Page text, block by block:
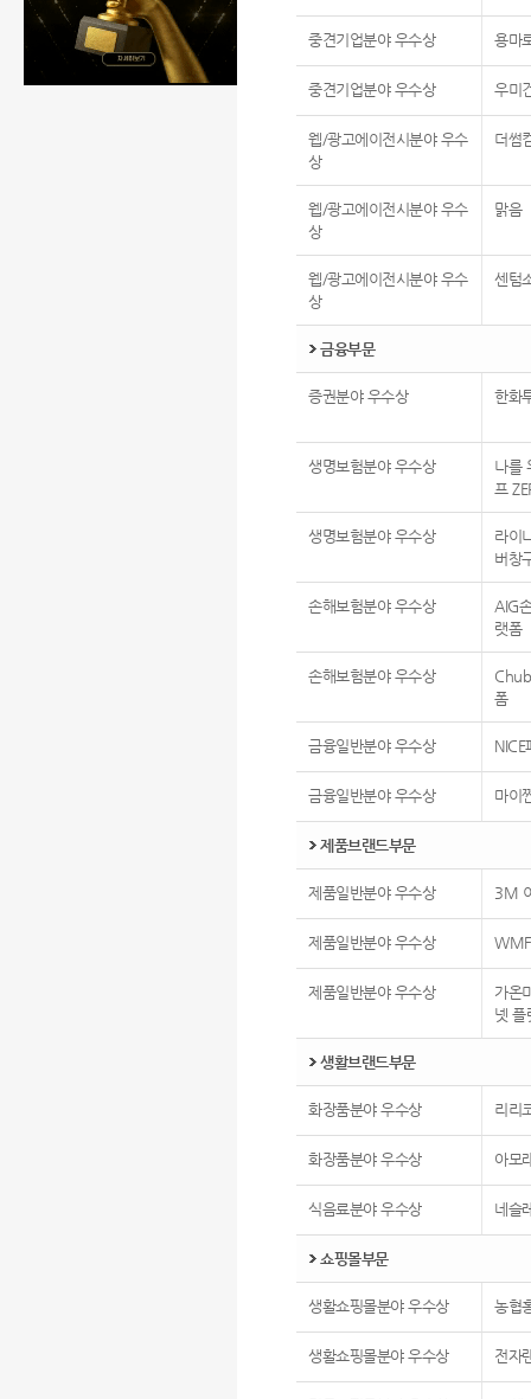
중견기업분야 우수상 용마
중견기업분야 우수상 우미
웹/광고에이전시분야 우수
상
더썸
웹/광고에이전시분야 우수
상
맑음
웹/광고에이전시분야 우수
상
센텀
금융부문
증권분야 우수상 한화
생명보험분야 우수상
나를
프
생명보험분야 우수상
라이
버창
손해보험분야 우수상
AIG
랫폼
손해보험분야 우수상
폼
금융일반분야 우수상 NICE
금융일반분야 우수상 마이
제품브랜드부문
제품일반분야 우수상 3M
제품일반분야 우수상 WMF
제품일반분야 우수상
가온
넷 플
생활브랜드부문
화장품분야 우수상 리리
화장품분야 우수상 아모
식음료분야 우수상 네슬
쇼핑몰부문
생활쇼핑몰분야 우수상 농협
생활쇼핑몰분야 우수상 전자